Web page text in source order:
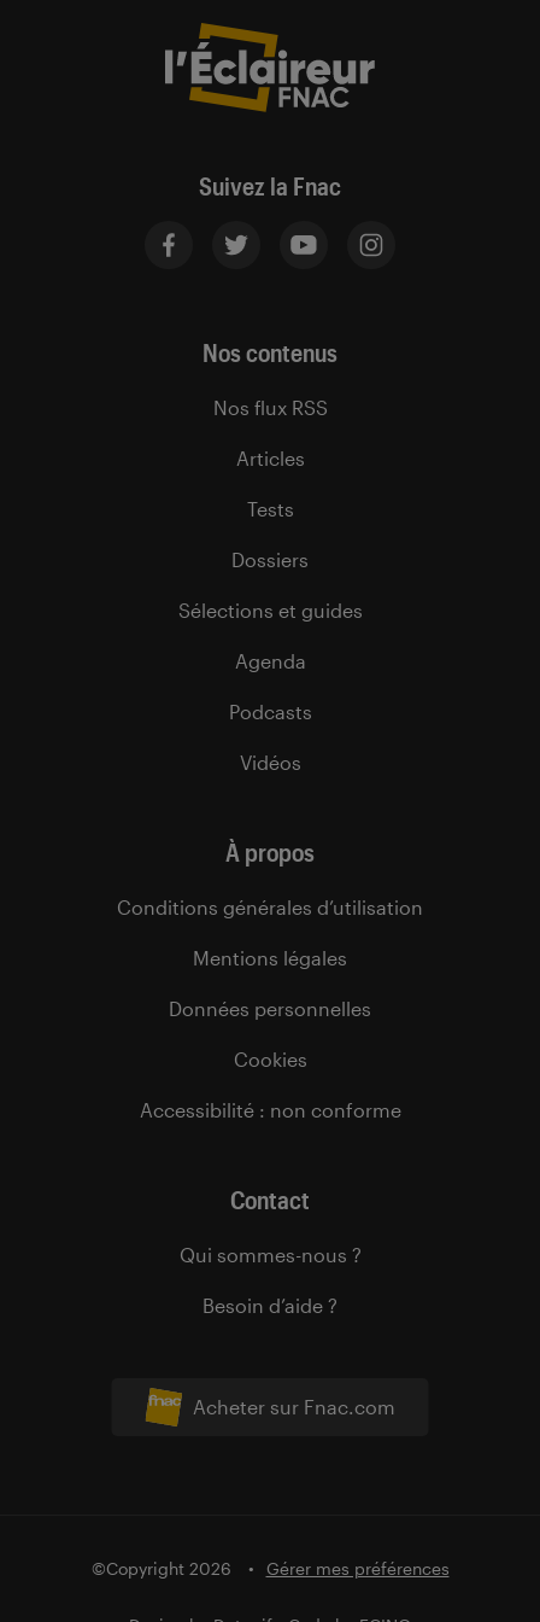
Suivez la Fnac
Acheter sur Fnac.com
Nos contenus
Nos flux RSS
Articles
Tests
Dossiers
Sélections et guides
Agenda
Podcasts
Vidéos
À propos
Conditions générales d’utilisation
Mentions légales
Données personnelles
Cookies
Accessibilité : non conforme
Contact
Qui sommes-nous ?
Besoin d’aide ?
©Copyright 2026 Gérer mes préférences